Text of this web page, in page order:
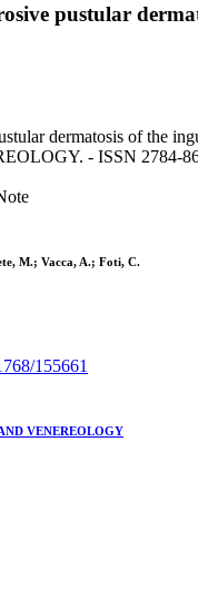
pustular
dermatosis of the
- ISSN 2784-
M.; Vacca, A.; Foti, C.
155661
VENEREOLOGY